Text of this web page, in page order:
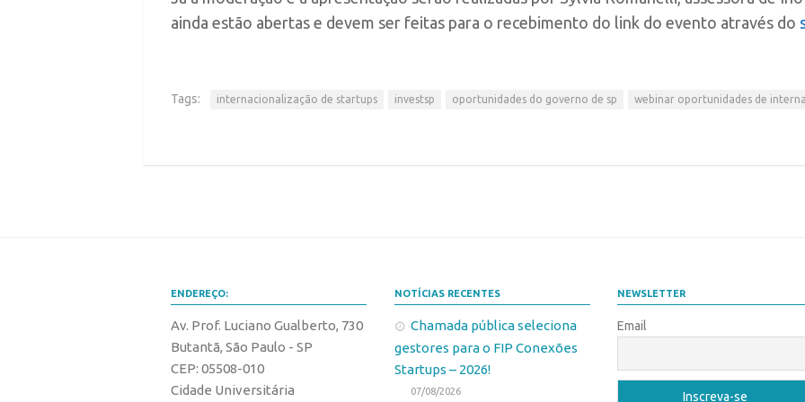
ainda estão abertas e devem ser feitas para o recebimento do link do evento através do
Tags: internacionalização de startups investsp oportunidades do governo de sp webinar oportunidades de
ENDEREÇO:
Av. Prof. Luciano Gualberto, 730
Butantã, São Paulo - SP
CEP: 05508-010
Cidade Universitária
NOTÍCIAS RECENTES
Chamada pública seleciona
gestores para o FIP Conexões
Startups – 2026!
07/08/2026
NEWSLETTER
Email